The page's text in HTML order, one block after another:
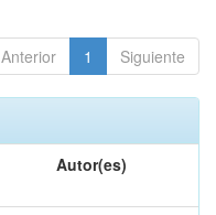
Anterior 1 Siguiente
Autor(es)